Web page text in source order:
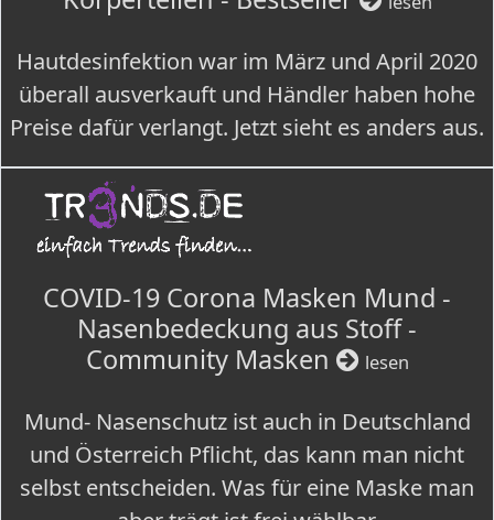
Hautdesinfektion war im März und April 2020
überall ausverkauft und Händler haben hohe
Preise dafür verlangt. Jetzt sieht es anders aus.
COVID-19 Corona Masken Mund -
Nasenbedeckung aus Stoff -
Community Masken
lesen
Mund- Nasenschutz ist auch in Deutschland
und Österreich Pflicht, das kann man nicht
selbst entscheiden. Was für eine Maske man